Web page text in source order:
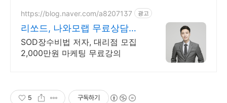
https://blog.naver.com/a8207137 광고
리쏘드, 나와모랩 무료상담
l599-6972
SOD장수비법 저자, 대리점 모집
2,000만원 마케팅 무료강의
5 구독하기